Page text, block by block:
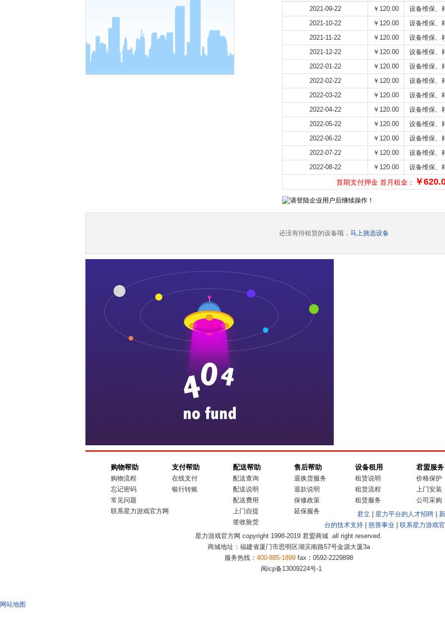
2021-09-22
￥120.00
设备维保、
2021-10-22
￥120.00
设备维保、
2021-11-22
￥120.00
设备维保、
2021-12-22
￥120.00
设备维保、
2022-01-22
￥120.00
设备维保、
2022-02-22
￥120.00
设备维保、
2022-03-22
￥120.00
设备维保、
2022-04-22
￥120.00
设备维保、
2022-05-22
￥120.00
设备维保、
2022-06-22
￥120.00
设备维保、
2022-07-22
￥120.00
设备维保、
2022-08-22
￥120.00 设备维保、
首期支付押金 首月租金： ￥
还没有待租赁的设备哦， 马上挑选设备
购物帮助
购物流程
忘记密码
常见问题
联系星力游戏官方网
支付帮助
在线支付
银行转账
配送帮助
配送查询
配送说明
配送费用
上门自提
签收验货
售后帮助
退换货服务
退款说明
保修政策
延保服务
设备租用
租赁说明
租赁流程
租赁服务
君盟服务
价格保护
上门安装
公司采购
君立
星力平台的人才招聘
台的技术支持
慈善事业
联系星力游戏
星力游戏官方网 copyright 1998-2019 君盟商城 .all right reserved.
商城地址：福建省厦门市思明区湖滨南路57号金源大厦3a
服务热线： 400-885-1899fax：0592-2229898
闽icp备13009224号-1
网站地图